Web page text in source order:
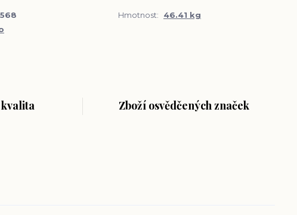
Hmotnost:
46.41 kg
Zboží osvědčených značek